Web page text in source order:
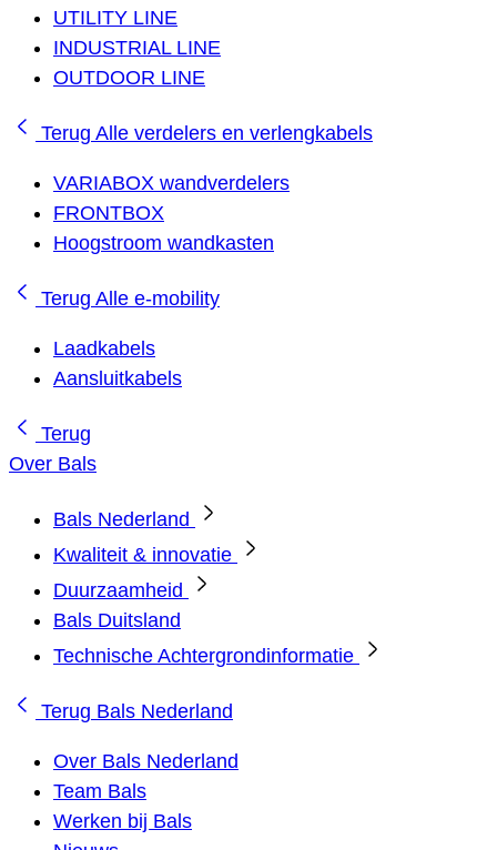
UTILITY LINE
INDUSTRIAL LINE
OUTDOOR LINE
Terug Alle verdelers en verlengkabels
VARIABOX wandverdelers
FRONTBOX
Hoogstroom wandkasten
Terug Alle e-mobility
Laadkabels
Aansluitkabels
Terug
Over Bals
Bals Nederland
Kwaliteit & innovatie
Duurzaamheid
Bals Duitsland
Technische Achtergrondinformatie
Terug Bals Nederland
Over Bals Nederland
Team Bals
Werken bij Bals